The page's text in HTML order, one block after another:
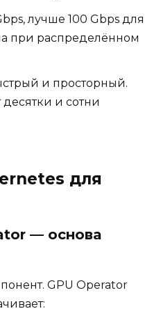
лучше 100 Gbps для
при распределённом
и просторный.
и сотни
для
— основа
GPU Operator